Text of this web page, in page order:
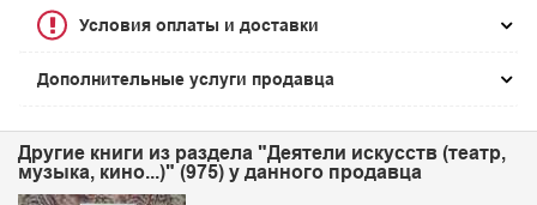
Условия оплаты и доставки
Дополнительные услуги продавца
Другие книги из раздела "Деятели искусств (театр,
музыка, кино...)" (975) у данного продавца